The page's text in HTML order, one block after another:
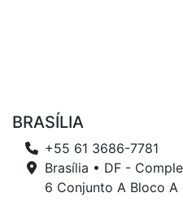
BRASÍLIA
+55 61 3686-7781
Brasília • DF -
6 Conjunto A Bloco A